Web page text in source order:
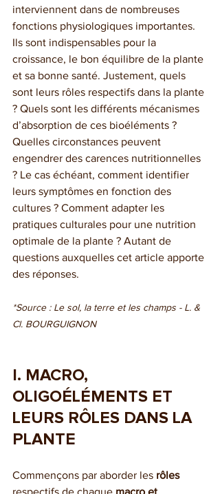
interviennent dans de nombreuses
fonctions physiologiques importantes.
Ils sont indispensables pour la
croissance, le bon équilibre de la plante
et sa bonne santé. Justement, quels
sont leurs rôles respectifs dans la plante
? Quels sont les différents mécanismes
d’absorption de ces bioéléments ?
Quelles circonstances peuvent
engendrer des carences nutritionnelles
? Le cas échéant, comment identifier
leurs symptômes en fonction des
cultures ? Comment adapter les
pratiques culturales pour une nutrition
optimale de la plante ? Autant de
questions auxquelles cet article apporte
des réponses.
*Source : Le sol, la terre et les champs - L. &
Cl. BOURGUIGNON
I. MACRO,
OLIGOÉLÉMENTS ET
LEURS RÔLES DANS LA
PLANTE
Commençons par aborder les rôles